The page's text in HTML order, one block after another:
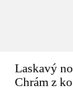
Laskavý
Chrám z